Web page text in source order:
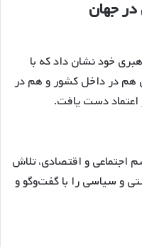
در جهان
خود نشان داد که با
هم در داخل کشور و هم در
اعتماد دست یافت.
اجتماعی و اقتصادی، تلاش
و سیاسی را با گفت‌وگو و